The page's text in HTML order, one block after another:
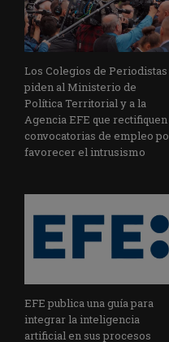
Los Colegios de Periodistas
piden al Ministerio de
Política Territorial y a la
Agencia EFE que rectifiquen
convocatorias de empleo
favorecer el intrusismo
EFE publica una guía para
integrar la inteligencia
artificial en sus procesos